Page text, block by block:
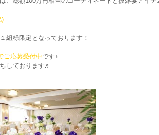
)
組様限定となっております！
ご応募受付中です♪
しております♬